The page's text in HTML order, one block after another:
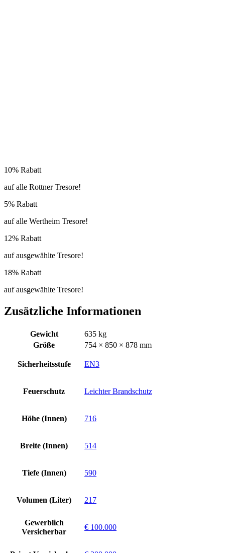
10% Rabatt
auf alle Rottner Tresore!
5% Rabatt
auf alle Wertheim Tresore!
12% Rabatt
auf ausgewählte Tresore!
18% Rabatt
auf ausgewählte Tresore!
Zusätzliche Informationen
Gewicht
635 kg
Größe
754 × 850 × 878 mm
Sicherheitsstufe EN3
Feuerschutz Leichter Brandschutz
Höhe (Innen) 716
Breite (Innen) 514
Tiefe (Innen) 590
Volumen (Liter) 217
Gewerblich
Versicherbar
€ 100.000